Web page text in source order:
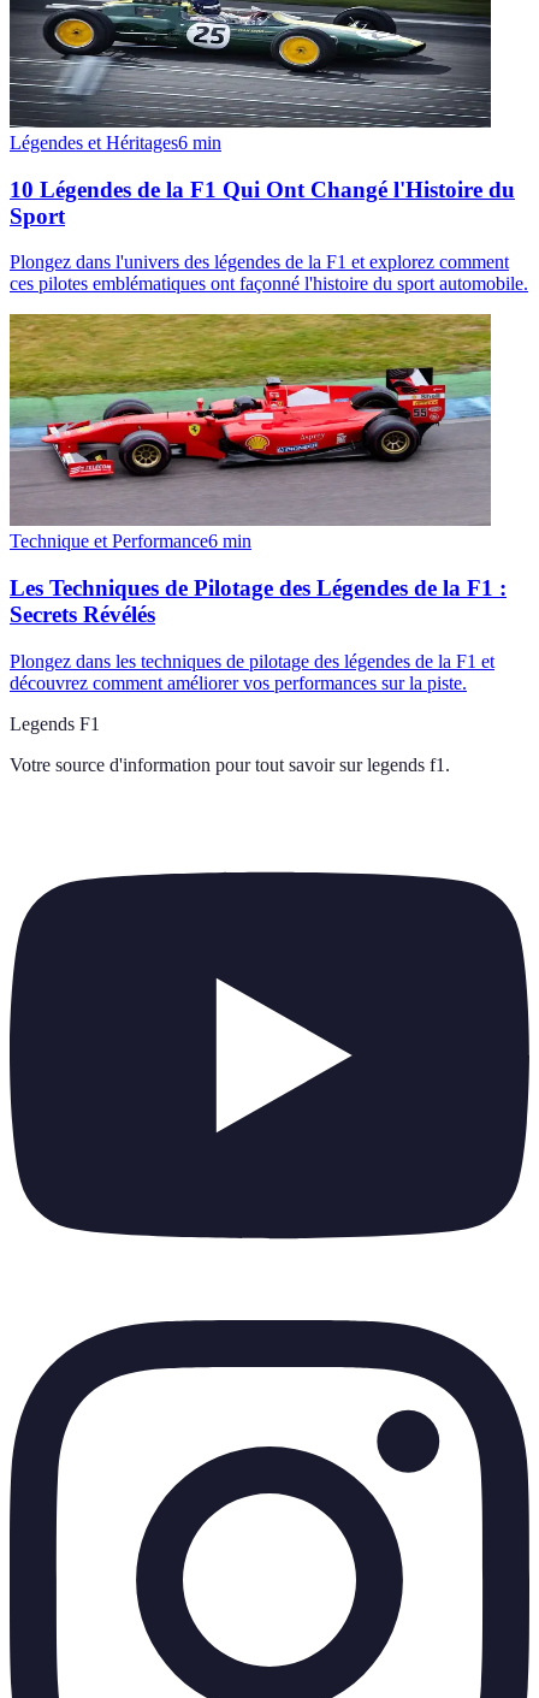
Légendes et Héritages6 min
10 Légendes de la F1 Qui Ont Changé l'Histoire du
Sport
Plongez dans l'univers des légendes de la F1 et explorez comment
ces pilotes emblématiques ont façonné l'histoire du sport automobile.
Technique et Performance6 min
Les Techniques de Pilotage des Légendes de la F1 :
Secrets Révélés
Plongez dans les techniques de pilotage des légendes de la F1 et
découvrez comment améliorer vos performances sur la piste.
Legends F1
Votre source d'information pour tout savoir sur legends f1 .